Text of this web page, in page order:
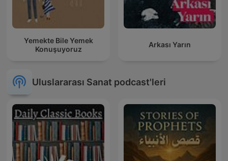
Yemekte Bile Yemek
Konuşuyoruz
Arkası Yarın
Uluslararası Sanat podcast'leri